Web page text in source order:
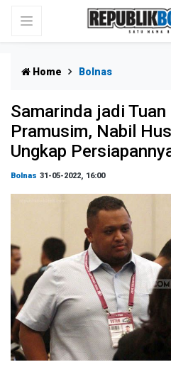
Home Bolnas
Samarinda jadi Tuan
Pramusim, Nabil
Ungkap
Bolnas 31-05-2022, 16:00